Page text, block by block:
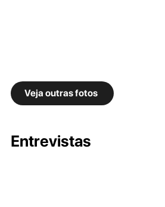
Veja outras fotos
Entrevistas